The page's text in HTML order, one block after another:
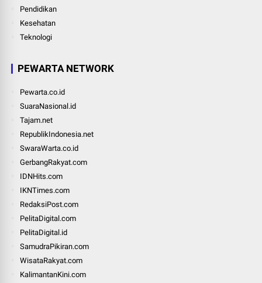
Pendidikan
Kesehatan
Teknologi
PEWARTA NETWORK
Pewarta.co.id
SuaraNasional.id
Tajam.net
RepublikIndonesia.net
SwaraWarta.co.id
GerbangRakyat.com
IDNHits.com
IKNTimes.com
RedaksiPost.com
PelitaDigital.com
PelitaDigital.id
SamudraPikiran.com
WisataRakyat.com
KalimantanKini.com